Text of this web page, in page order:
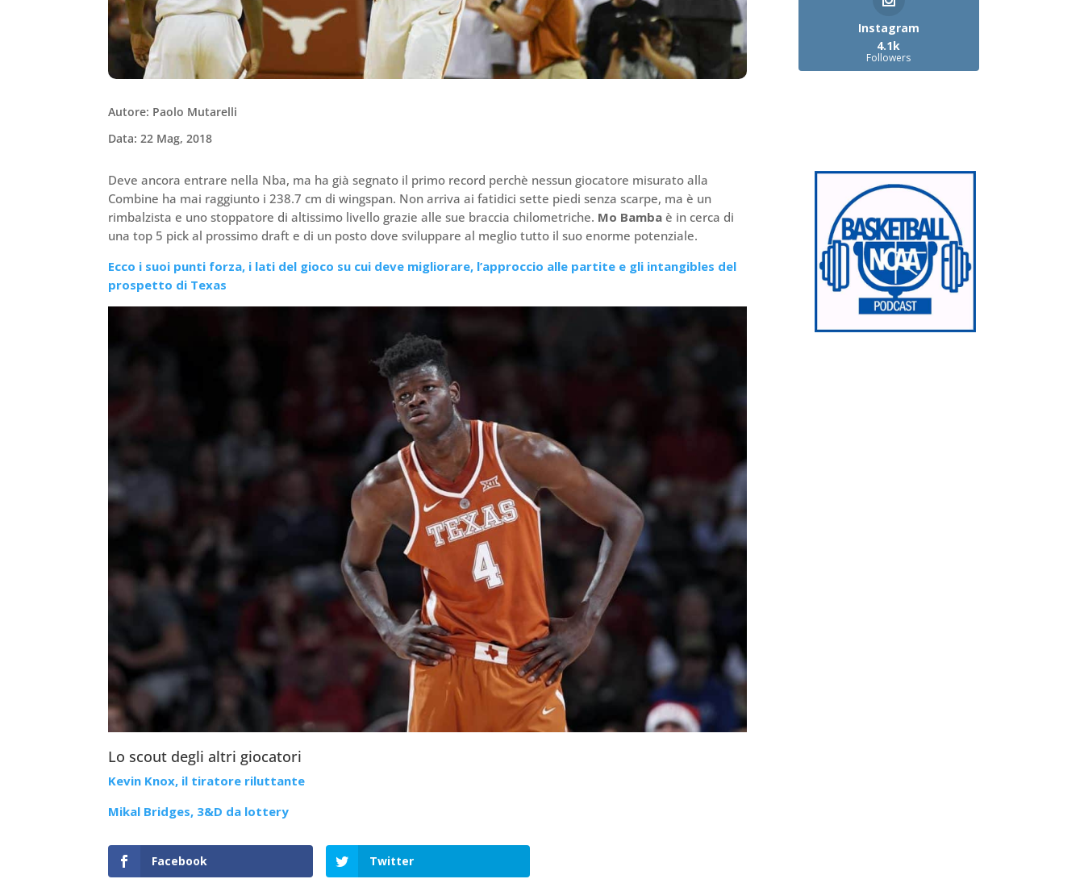
Autore: Paolo Mutarelli
Data: 22 Mag, 2018
Deve ancora entrare nella Nba, ma ha già segnato il primo record perchè nessun giocatore misurato alla
Combine ha mai raggiunto i 238.7 cm di wingspan. Non arriva ai fatidici sette piedi senza scarpe, ma è un
rimbalzista e uno stoppatore di altissimo livello grazie alle sue braccia chilometriche. Mo Bamba è in cerca di
una top 5 pick al prossimo draft e di un posto dove sviluppare al meglio tutto il suo enorme potenziale.
Ecco i suoi punti forza, i lati del gioco su cui deve migliorare, l’approccio alle partite e gli intangibles del
prospetto di Texas
Lo scout degli altri giocatori
Kevin Knox, il tiratore riluttante
Mikal Bridges, 3&D da lottery
Facebook Twitter
Instagram
4.1k
Followers